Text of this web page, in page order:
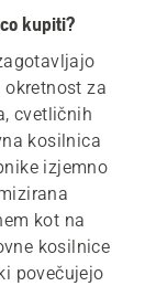
kupiti?
za
cvetličnih
kosilnica
izjemno
kot na
kosilnice
povečujejo